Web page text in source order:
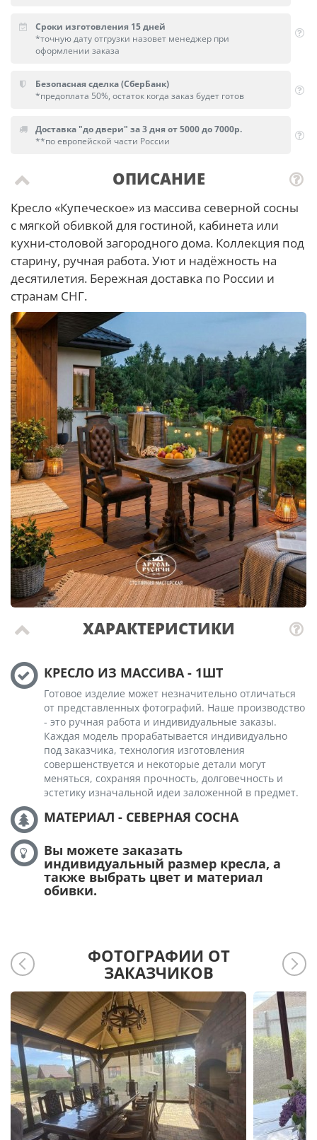
Сроки изготовления 15 дней
*точную дату отгрузки назовет менеджер при
оформлении заказа
Безопасная сделка (СберБанк)
*предоплата 50%, остаток когда заказ будет готов
Доставка "до двери" за 3 дня от 5000 до 7000р.
**по европейской части России
ОПИСАНИЕ
Кресло «Купеческое» из массива северной сосны
с мягкой обивкой для гостиной, кабинета или
кухни-столовой загородного дома. Коллекция под
старину, ручная работа. Уют и надёжность на
десятилетия. Бережная доставка по России и
странам СНГ.
ХАРАКТЕРИСТИКИ
КРЕСЛО ИЗ МАССИВА - 1ШТ
Готовое изделие может незначительно отличаться
от представленных фотографий. Наше производство
- это ручная работа и индивидуальные заказы.
Каждая модель прорабатывается индивидуально
под заказчика, технология изготовления
совершенствуется и некоторые детали могут
меняться, сохраняя прочность, долговечность и
эстетику изначальной идеи заложенной в предмет.
МАТЕРИАЛ - СЕВЕРНАЯ СОСНА
Вы можете заказать
индивидуальный размер кресла, а
также выбрать цвет и материал
обивки.
ФОТОГРАФИИ ОТ
ЗАКАЗЧИКОВ